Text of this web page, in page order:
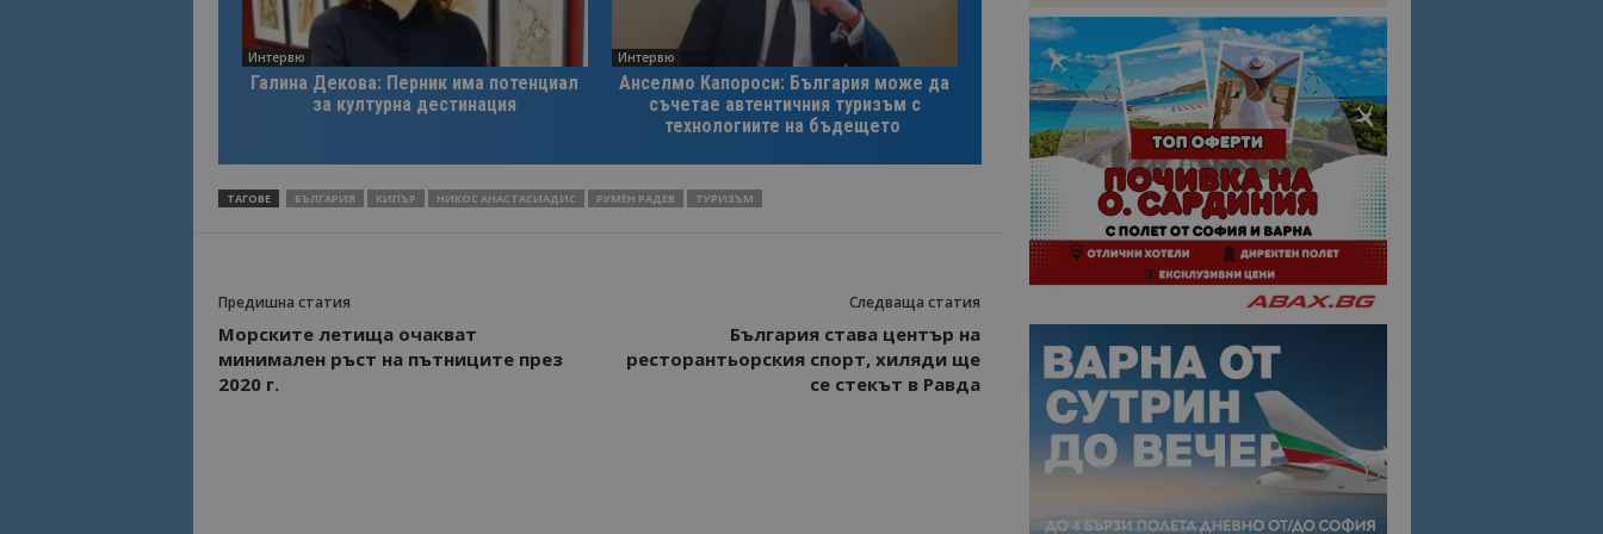
Интервю
Галина Декова: Перник има потенциал
за културна дестинация
Интервю
Анселмо Капороси: България може да
съчетае автентичния туризъм с
технологиите на бъдещето
ТАГОВЕ БЪЛГАРИЯ КИПЪР НИКОС АНАСТАСИАДИС РУМЕН РАДЕВ ТУРИЗЪМ
Предишна статия
Морските летища очакват
минимален ръст на пътниците през
2020 г.
Следваща статия
България става център на
ресторантьорския спорт, хиляди ще
се стекът в Равда